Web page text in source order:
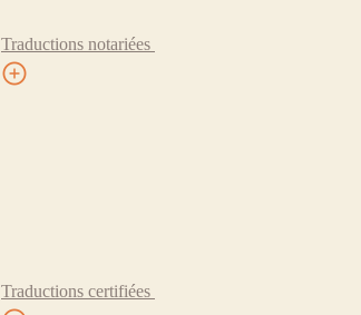
Traductions notariées
Traductions certifiées